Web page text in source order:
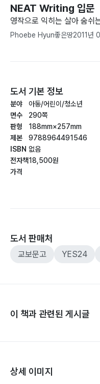
NEAT Writing 입문
영작으로 익히는 살아 숨쉬
Phoebe Hyun좋은땅2011년
도서 기본 정보
분야
면수
판형
제본
ISBN
전자책
가격
아동/어린이/청소년
290쪽
188mm×257mm
9788964491546
없음
18,500원
도서 판매처
교보문고 YES24
이 책과 관련된 게시글
상세 이미지